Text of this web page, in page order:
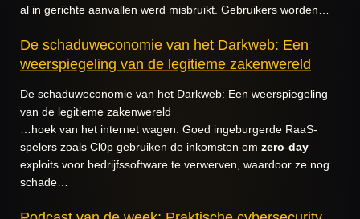
al in gerichte aanvallen werd misbruikt. Gebruikers worden…
De schaduweconomie van het Darkweb: Een
weerspiegeling van de legitieme zakenwereld
De schaduweconomie van het Darkweb: Een weerspiegeling
van de legitieme zakenwereld
…hoek van het internet wagen. Goed ingeburgerde RaaS-
spelers zoals Cl0p gebruiken de inkomsten om zero-day
exploits voor bedrijfssoftware te verwerven, waardoor ze nog
schade…